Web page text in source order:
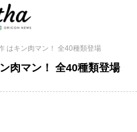
はキン肉マン！ 全40種類登場
肉マン！ 全40種類登場